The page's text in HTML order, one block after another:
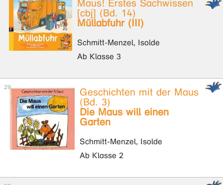
Maus! Erstes Sachwissen
[cbj] (Bd. 14)
Müllabfuhr (III)
Schmitt-Menzel, Isolde
Ab Klasse 3
Geschichten mit der Maus
(Bd. 3)
Die Maus will einen
Garten
Schmitt-Menzel, Isolde
Ab Klasse 2